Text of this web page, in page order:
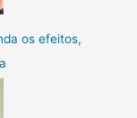
os efeitos,